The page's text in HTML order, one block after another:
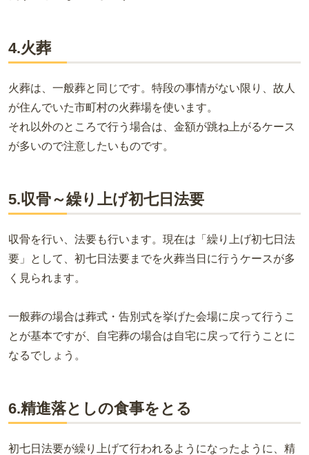
4.火葬
火葬は、一般葬と同じです。特段の事情がない限り、故人
が住んでいた市町村の火葬場を使います。
それ以外のところで行う場合は、金額が跳ね上がるケース
が多いので注意したいものです。
5.収骨～繰り上げ初七日法要
収骨を行い、法要も行います。現在は「繰り上げ初七日法
要」として、初七日法要までを火葬当日に行うケースが多
く見られます。
一般葬の場合は葬式・告別式を挙げた会場に戻って行うこ
とが基本ですが、自宅葬の場合は自宅に戻って行うことに
なるでしょう。
6.精進落としの食事をとる
初七日法要が繰り上げて行われるようになったように、精